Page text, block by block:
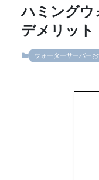
ハミングウ
デメリット
ウォーターサーバー